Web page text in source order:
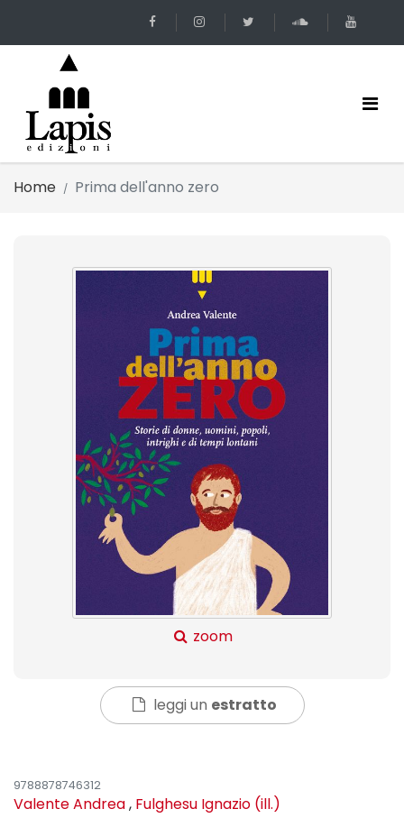
Home Prima dell'anno zero
zoom
leggi un estratto
9788878746312
Valente Andrea, Fulghesu Ignazio (ill.)